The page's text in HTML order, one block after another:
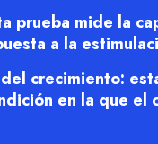
prueba mide la
a la
crecimiento:
en la que el